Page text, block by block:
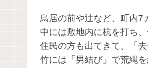
鳥居の前や辻など、町内7
中には敷地内に杭を打ち
住民の方も出てきて、「
竹には「男結び」で荒縄を